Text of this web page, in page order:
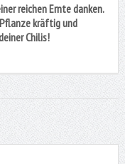
reichen Ernte danken.
kräftig und
Chilis!